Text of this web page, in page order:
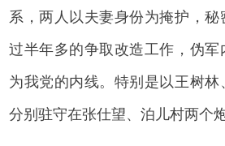
系，两人以夫妻身份为掩护，
过半年多的争取改造工作，伪军
为我党的内线。特别是以王树林
分别驻守在张仕望、泊儿村两个炮